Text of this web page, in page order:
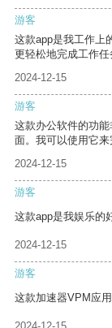
游客
这款app是我工作上
更轻松地完成工作任
2024-12-15
游客
这款办公软件的功
面。我可以使用它来
2024-12-15
游客
这款app是我娱乐的
2024-12-15
游客
这款加速器VPM应